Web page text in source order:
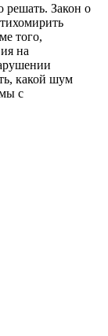
Закон о
того,
на
какой шум
с